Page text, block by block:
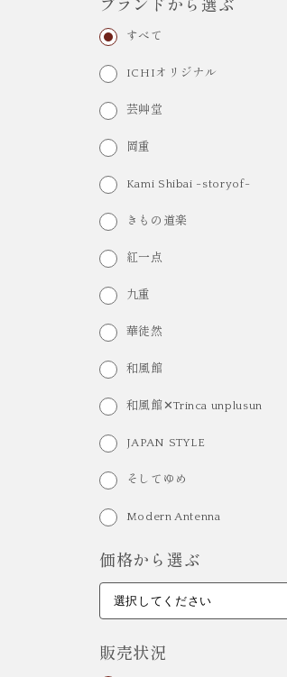
ブランドから選ぶ
すべて
ICHIオリジナル
芸艸堂
岡重
Kami Shibai -storyof-
きもの道楽
紅一点
九重
華徒然
和風館
和風館✕Trinca unplusun
JAPAN STYLE
そしてゆめ
Modern Antenna
価格から選ぶ
販売状況